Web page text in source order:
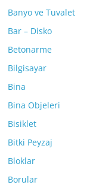
Banyo ve Tuvalet
Bar – Disko
Betonarme
Bilgisayar
Bina
Bina Objeleri
Bisiklet
Bitki Peyzaj
Bloklar
Borular